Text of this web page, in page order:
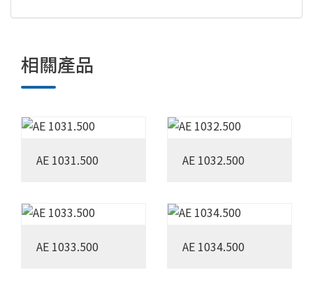
相關產品
AE 1031.500 AE 1032.500
AE 1033.500 AE 1034.500